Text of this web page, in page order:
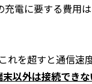
電に要する費用
を超すと通信速度
以外は接続でき